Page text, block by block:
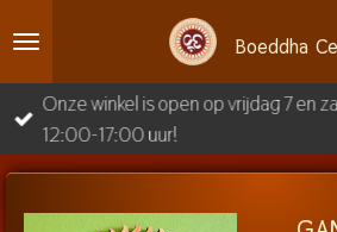
direct
naar
de
hoofdinhoud
Boeddha
Onze winkel is open op vrijdag 7 en
12:00-17:00 uur!